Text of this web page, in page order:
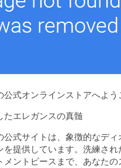
公式オンラインストアへよう
たエレガンスの真髄
公式サイトは、象徴的なデ
を提供しています。洗練さ
メントピースまで、あなた